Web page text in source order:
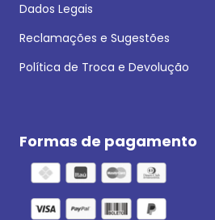
Dados Legais
Reclamações e Sugestões
Política de Troca e Devolução
Formas de pagamento